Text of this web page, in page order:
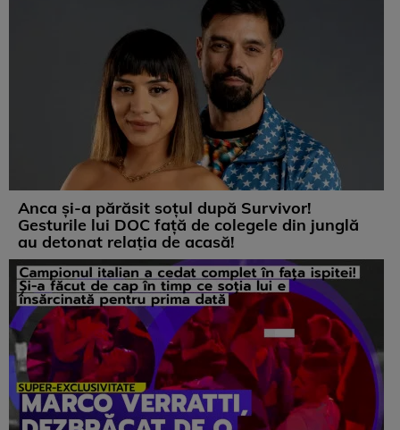
Anca și-a părăsit soțul după Survivor!
Gesturile lui DOC față de colegele din junglă
au detonat relația de acasă!